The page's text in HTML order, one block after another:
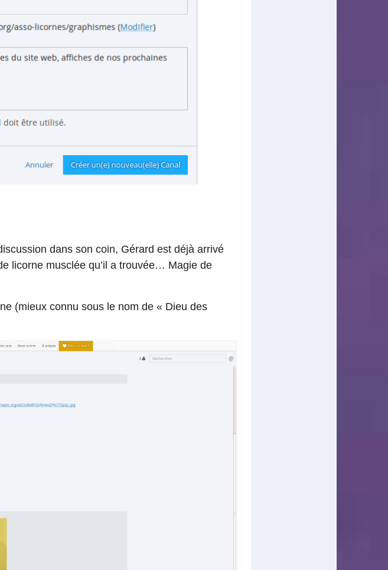
dans son coin, Gérard est déjà arrivé
licorne musclée qu’il a trouvée… Magie de
(mieux connu sous le nom de « Dieu des